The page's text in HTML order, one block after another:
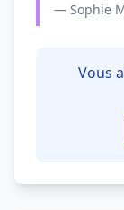
— Sophie
Vous